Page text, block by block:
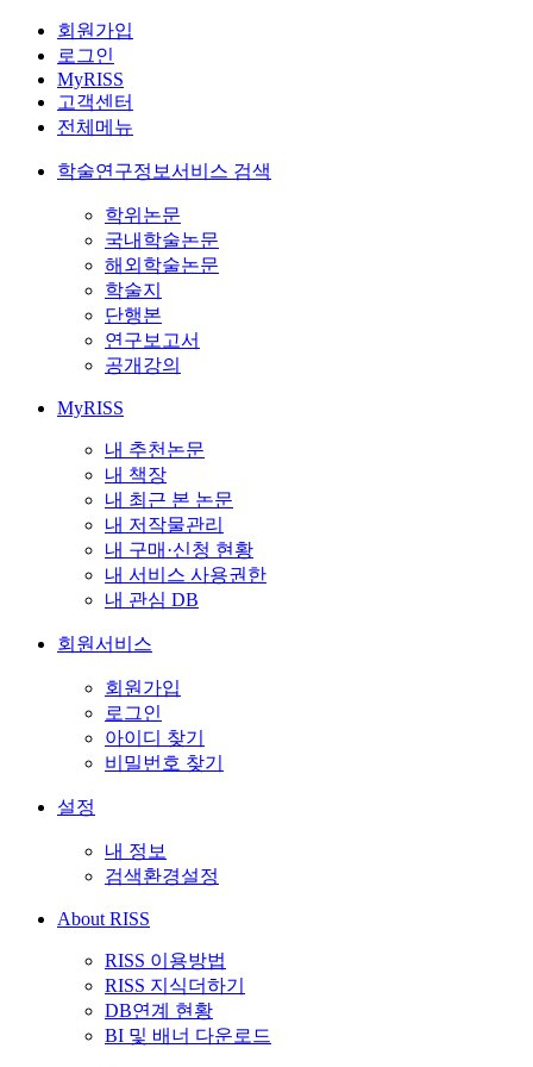
회원가입
로그인
MyRISS
고객센터
전체메뉴
학술연구정보서비스 검색
학위논문
국내학술논문
해외학술논문
학술지
단행본
연구보고서
공개강의
MyRISS
내 추천논문
내 책장
내 최근 본 논문
내 저작물관리
내 구매·신청 현황
내 서비스 사용권한
내 관심 DB
회원서비스
회원가입
로그인
아이디 찾기
비밀번호 찾기
설정
내 정보
검색환경설정
About RISS
RISS 이용방법
RISS 지식더하기
DB연계 현황
BI 및 배너 다운로드